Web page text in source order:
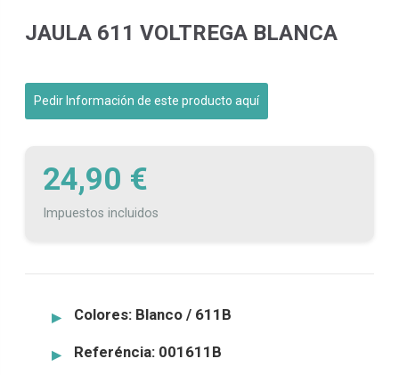
JAULA 611 VOLTREGA BLANCA
Pedir Información de este producto aquí
24,90 €
Impuestos incluidos
Colores: Blanco / 611B
Referéncia: 001611B